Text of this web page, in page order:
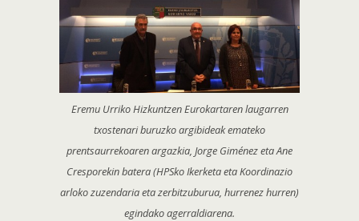
Eremu Urriko Hizkuntzen Eurokartaren laugarren
txostenari buruzko argibideak emateko
prentsaurrekoaren argazkia, Jorge Giménez eta Ane
Cresporekin batera (HPSko Ikerketa eta Koordinazio
arloko zuzendaria eta zerbitzuburua, hurrenez hurren)
egindako agerraldiarena.